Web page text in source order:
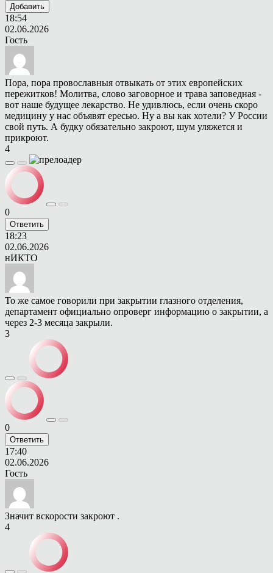
Добавить
18:54
02.06.2026
Гость
Пора, пора провославныя отвыкать от этих европейских
пережитков! Молитва, слово заговорное и трава заповедная -
вот наше будущее лекарство. Не удивлюсь, если очень скоро
медицину у нас объявят ересью. Ну а вы как хотели? У России
свой путь. А будку обязательно закроют, шум уляжется и
прикроют.
4
0
Ответить
18:23
02.06.2026
нИКТО
То же самое говорили при закрытии глазного отделения,
департамент официально опроверг информацию о закрытии, а
через 2-3 месяца закрыли.
3
0
Ответить
17:40
02.06.2026
Гость
Значит вскорости закроют .
4